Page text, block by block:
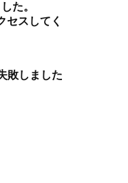
た。
セスしてく
敗しました